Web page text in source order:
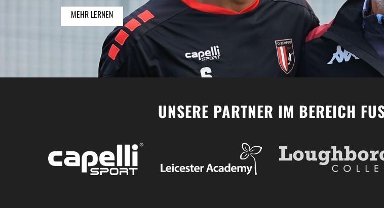
MEHR LERNEN
UNSERE PARTNER IM BEREICH